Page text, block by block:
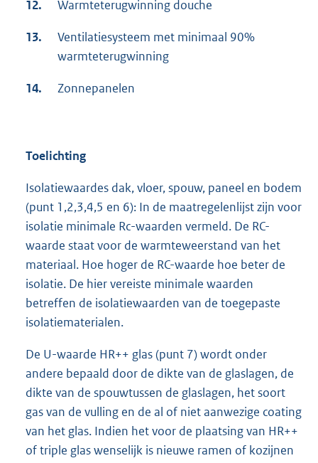
12. Warmteterugwinning douche
13.
Ventilatiesysteem met minimaal 90%
warmteterugwinning
14. Zonnepanelen
Toelichting
Isolatiewaardes dak, vloer, spouw, paneel en bodem
(punt 1,2,3,4,5 en 6): In de maatregelenlijst zijn voor
isolatie minimale Rc-waarden vermeld. De RC-
waarde staat voor de warmteweerstand van het
materiaal. Hoe hoger de RC-waarde hoe beter de
isolatie. De hier vereiste minimale waarden
betreffen de isolatiewaarden van de toegepaste
isolatiematerialen.
De U-waarde HR++ glas (punt 7) wordt onder
andere bepaald door de dikte van de glaslagen, de
dikte van de spouwtussen de glaslagen, het soort
gas van de vulling en de al of niet aanwezige coating
van het glas. Indien het voor de plaatsing van HR++
of triple glas wenselijk is nieuwe ramen of kozijnen